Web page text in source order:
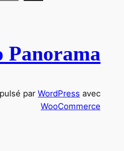
Panorama
par WordPress avec
WooCommerce